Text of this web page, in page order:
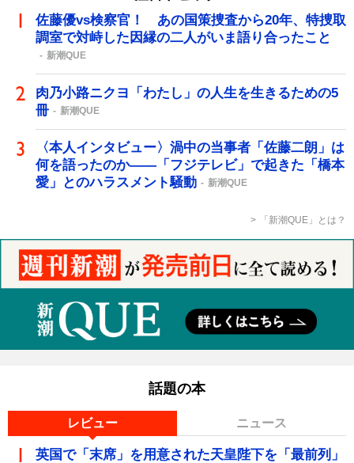
佐藤優vs検察官！ あの国策捜査から20年、特捜取
調室で対峙した因縁の二人がいま語り合ったこと
新潮QUE
肉乃小路ニクヨ「わたし」の人生を生きるための5
冊
新潮QUE
〈本人インタビュー〉渦中の当事者「佐藤二朗」は
何を語ったのか――「フジテレビ」で起きた「橋本
愛」とのハラスメント騒動
新潮QUE
「新潮QUE」とは？
話題の本
レビュー ニュース
英国で「末席」を用意された天皇陛下を「最前列」